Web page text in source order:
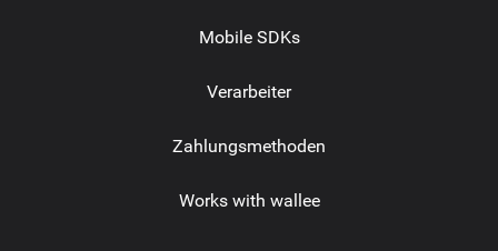
Mobile SDKs
Verarbeiter
Zahlungsmethoden
Works with wallee